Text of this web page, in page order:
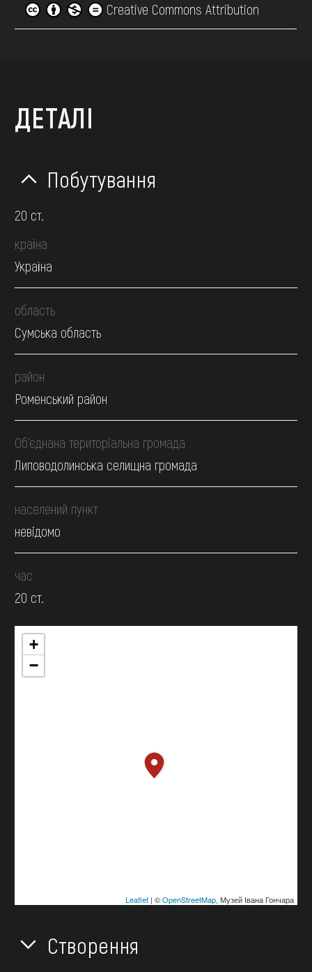
Creative Commons Attribution
ДЕТАЛІ
Побутування
20 ст.
країна
Україна
область
Сумська область
район
Роменський район
Об’єднана територіальна громада
Липоводолинська селищна громада
населений пункт
невідомо
час
20 ст.
+
−
Leaflet| ©OpenStreetMap, Музей Івана Гончара
Створення